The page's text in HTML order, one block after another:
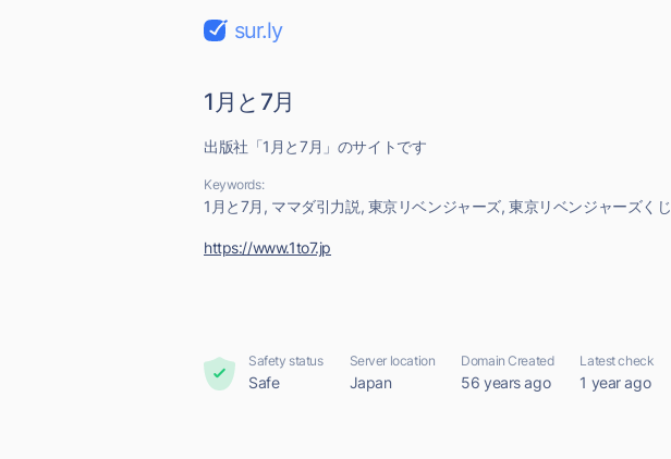
sur.ly
1月と7月
出版社「1月と7月」のサイトです
Keywords:
1月と7月, ママダ引力説, 東京リベンジャーズ, 東京リベンジャーズくじ
https://www.1to7.jp
Safety status
Safe
Server location
Japan
Domain Created
56 years ago
Latest check
1 year ago